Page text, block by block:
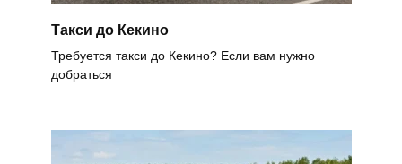
Такси до Кекино
Требуется такси до Кекино? Если вам нужно
добраться